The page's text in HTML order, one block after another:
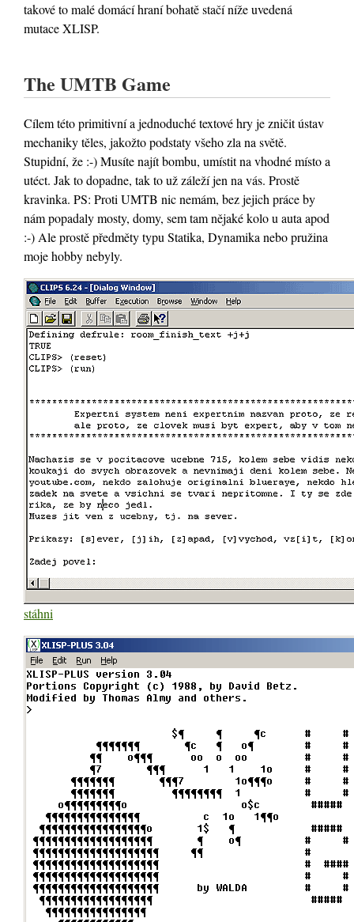
takové to malé domácí hraní bohatě stačí níže uvedená
mutace XLISP.
The UMTB Game
Cílem této primitivní a jednoduché textové hry je zničit ústav
mechaniky těles, jakožto podstaty všeho zla na světě.
Stupidní, že :-) Musíte najít bombu, umístit na vhodné místo a
utéct. Jak to dopadne, tak to už záleží jen na vás. Prostě
kravinka. PS: Proti UMTB nic nemám, bez jejich práce by
nám popadaly mosty, domy, sem tam nějaké kolo u auta apod
:-) Ale prostě předměty typu Statika, Dynamika nebo pružina
moje hobby nebyly.
stáhni